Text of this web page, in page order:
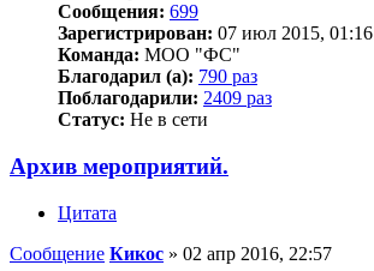
Сообщения: 699
Зарегистрирован: 07 июл 2015, 01:16
Команда: МОО "ФС"
Благодарил (а): 790 раз
Поблагодарили: 2409 раз
Статус: Не в сети
Архив мероприятий.
Цитата
Сообщение Кикос » 02 апр 2016, 22:57